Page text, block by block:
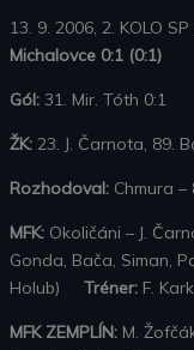
13. 9. 2006, 2. KOLO
Michalovce 0:1 (0:1)
Gól: 31. Mir. Tóth 0:1
ŽK: 23. J. Čarnota, 89.
Rozhodoval: Chmura
MFK: Okoličáni – J.
Gonda, Bača, Siman,
Holub)
Tréner: F.
MFK ZEMPLÍN: M.